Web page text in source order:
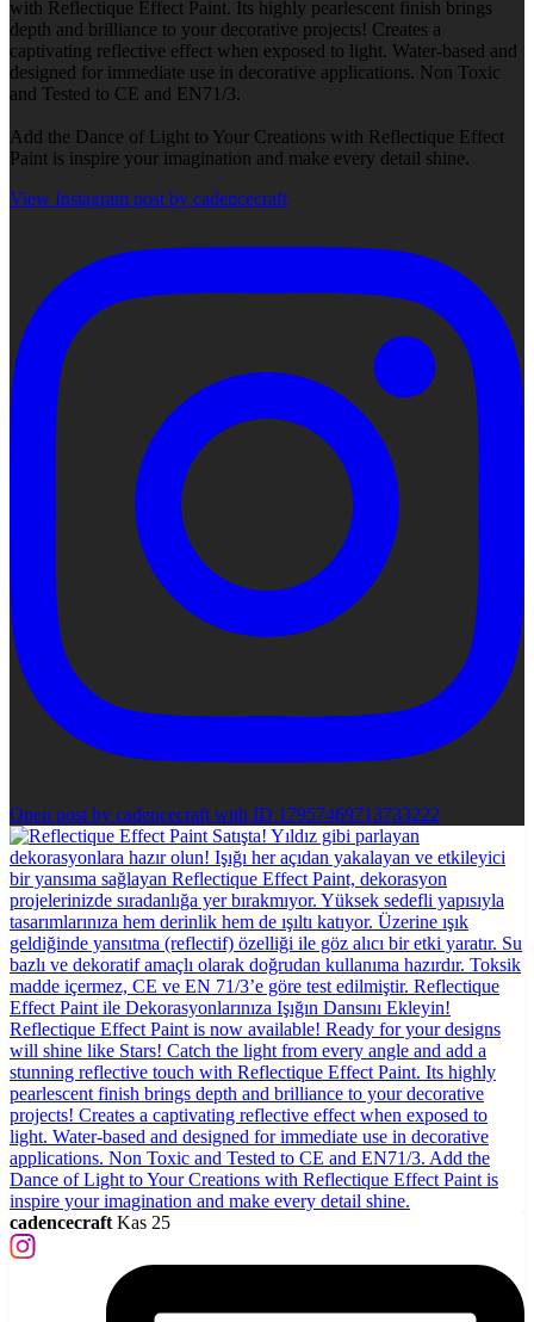
with Reflectique Effect Paint. Its highly pearlescent finish brings
depth and brilliance to your decorative projects! Creates a
captivating reflective effect when exposed to light. Water-based and
designed for immediate use in decorative applications. Non Toxic
and Tested to CE and EN71/3.
Add the Dance of Light to Your Creations with Reflectique Effect
Paint is inspire your imagination and make every detail shine.
View Instagram post by cadencecraft
Open post by cadencecraft with ID 17957469713733222
cadencecraft Kas 25